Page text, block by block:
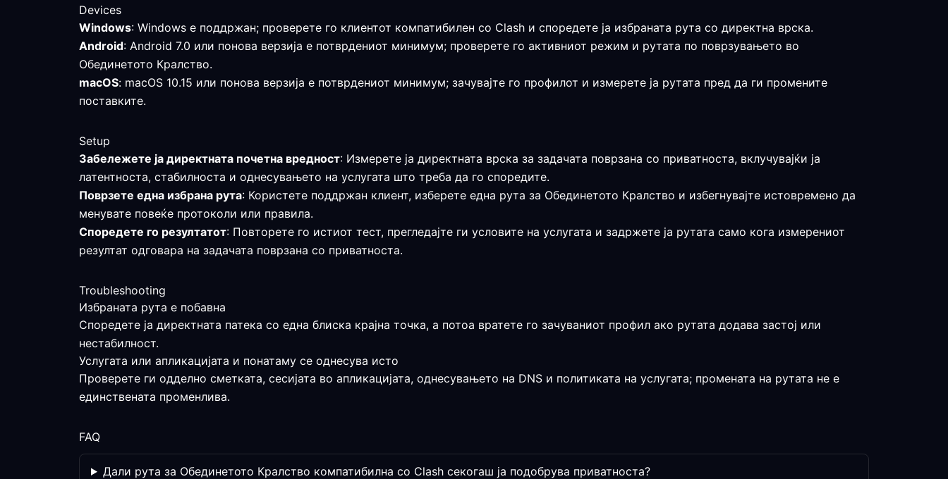
Devices
Windows: Windows е поддржан; проверете го клиентот компатибилен со Clash и споредете ја избраната рута со директна врска.
Android: Android 7.0 или понова верзија е потврдениот минимум; проверете го активниот режим и рутата по поврзувањето во
Обединетото Кралство.
macOS: macOS 10.15 или понова верзија е потврдениот минимум; зачувајте го профилот и измерете ја рутата пред да ги промените
поставките.
Setup
Забележете ја директната почетна вредност: Измерете ја директната врска за задачата поврзана со приватноста, вклучувајќи ја
латентноста, стабилноста и однесувањето на услугата што треба да го споредите.
Поврзете една избрана рута: Користете поддржан клиент, изберете една рута за Обединетото Кралство и избегнувајте истовремено да
менувате повеќе протоколи или правила.
Споредете го резултатот: Повторете го истиот тест, прегледајте ги условите на услугата и задржете ја рутата само кога измерениот
резултат одговара на задачата поврзана со приватноста.
Troubleshooting
Избраната рута е побавна
Споредете ја директната патека со една блиска крајна точка, а потоа вратете го зачуваниот профил ако рутата додава застој или
нестабилност.
Услугата или апликацијата и понатаму се однесува исто
Проверете ги одделно сметката, сесијата во апликацијата, однесувањето на DNS и политиката на услугата; промената на рутата не е
единствената променлива.
FAQ
Дали рута за Обединетото Кралство компатибилна со Clash секогаш ја подобрува приватноста?